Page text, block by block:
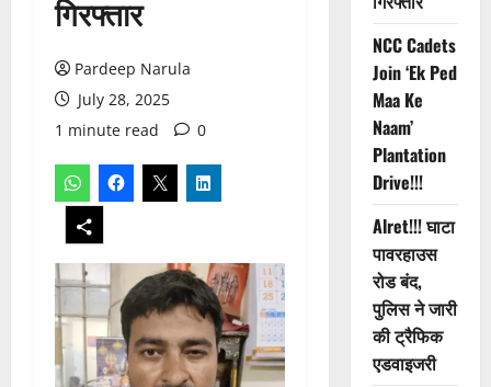
गिरफ्तार
Pardeep Narula
July 28, 2025
1 minute read
0
NCC Cadets
Join ‘Ek Ped
Maa Ke
Naam’
Plantation
Drive!!!
Alret!!! घाटा
पावरहाउस
रोड बंद,
पुलिस ने जारी
की ट्रैफिक
एडवाइजरी